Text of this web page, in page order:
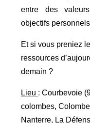
entre des
objectifs
Et si vous preniez
ressources
demain ?
Lieu : Courbevoie
colombes,
Nanterre, La